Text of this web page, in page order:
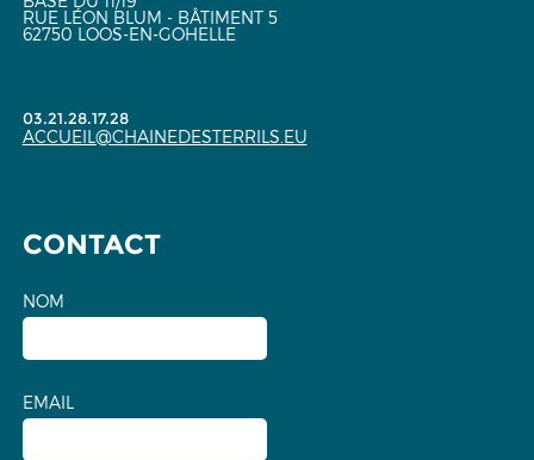
RUE LÉON BLUM - BÂTIMENT 5
62750 LOOS-EN-GOHELLE
03.21.28.17.28
ACCUEIL@CHAINEDESTERRILS.EU
CONTACT
NOM
EMAIL